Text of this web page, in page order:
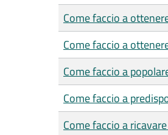
Come faccio a
Come faccio a
Come faccio a
Come faccio a
Come faccio a